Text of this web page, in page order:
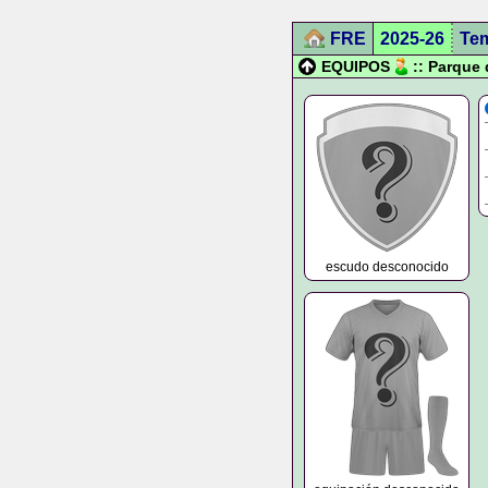
FRE 2025-26
EQUIPOS
:: Parque
escudo desconocido